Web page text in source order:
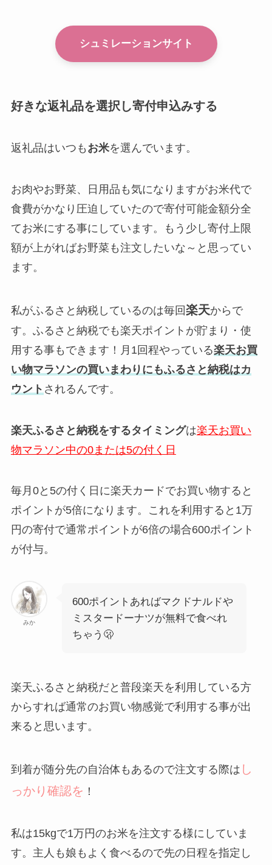
シュミレーションサイト
好きな返礼品を選択し寄付申込みする
返礼品はいつも お米を選んでいます。
お肉やお野菜、日用品も気になりますがお米代で
食費がかなり圧迫していたので寄付可能金額分全
てお米にする事にしています。もう少し寄付上限
額が上がればお野菜も注文したいな～と思ってい
ます。
私がふるさと納税しているのは毎回楽天からで
す。ふるさと納税でも楽天ポイントが貯まり・使
用する事もできます！月1回程やっている楽天お買
い物マラソンの買いまわりにもふるさと納税はカ
ウント されるんです。
楽天ふるさと納税をするタイミングは楽天お買い
物マラソン中の0または5の付く日
毎月0と5の付く日に楽天カードでお買い物すると
ポイントが5倍になります。これを利用すると1万
円の寄付で通常ポイントが6倍の場合600ポイント
が付与。
みか
600ポイントあればマクドナルドや
ミスタードーナツが無料で食べれ
ちゃう🫢
楽天ふるさと納税だと普段楽天を利用している方
からすれば通常のお買い物感覚で利用する事が出
来ると思います。
到着が随分先の自治体もあるので注文する際は し
っかり確認を ！
私は15kgで1万円のお米を注文する様にしていま
す。主人も娘もよく食べるので先の日程を指定し